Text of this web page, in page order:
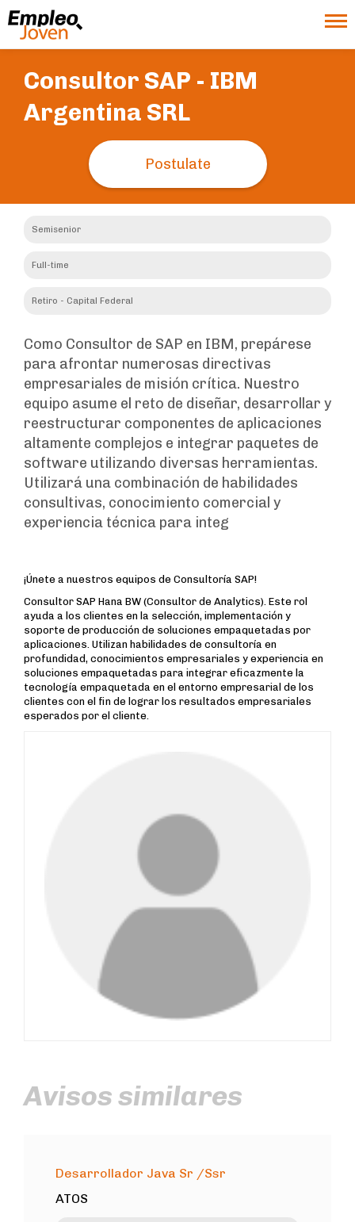
Consultor SAP - IBM
Argentina SRL
Postulate
Semisenior
Full-time
Retiro - Capital Federal
Como Consultor de SAP en IBM, prepárese
para afrontar numerosas directivas
empresariales de misión crítica. Nuestro
equipo asume el reto de diseñar, desarrollar y
reestructurar componentes de aplicaciones
altamente complejos e integrar paquetes de
software utilizando diversas herramientas.
Utilizará una combinación de habilidades
consultivas, conocimiento comercial y
experiencia técnica para integ
¡Únete a nuestros equipos de Consultoría SAP!
Consultor SAP Hana BW (Consultor de Analytics). Este rol
ayuda a los clientes en la selección, implementación y
soporte de producción de soluciones empaquetadas por
aplicaciones. Utilizan habilidades de consultoría en
profundidad, conocimientos empresariales y experiencia en
soluciones empaquetadas para integrar eficazmente la
tecnología empaquetada en el entorno empresarial de los
clientes con el fin de lograr los resultados empresariales
esperados por el cliente.
Avisos similares
Desarrollador Java Sr /Ssr
ATOS